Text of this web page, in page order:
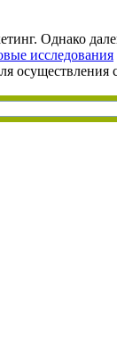
Однако
исследования